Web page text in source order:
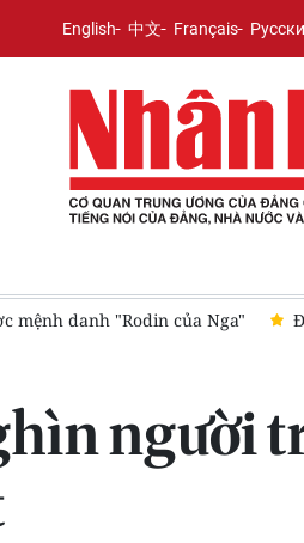
English 中文 Français
mạc Lễ hội Việt Nam-Hàn Quốc
người